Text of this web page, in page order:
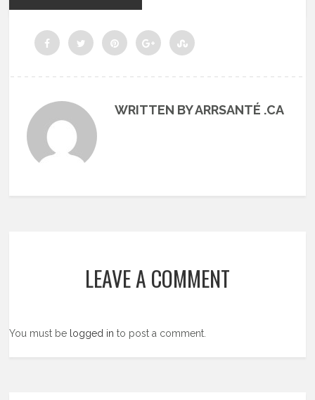
WRITTEN BY ARRSANTÉ .CA
LEAVE A COMMENT
You must be logged in to post a comment.